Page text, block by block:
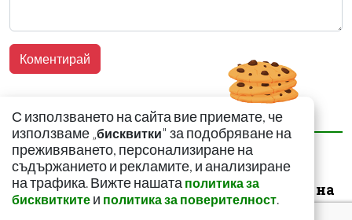
НАЙ-ЧЕТЕНИ НАЙ-КОМЕНТИРАНИ
Не замитайте тези
симптоми: Може да
сигнализират за рак на
щитовидната...
С използването на сайта вие приемате, че
използваме „бисквитки" за подобряване на
преживяването, персонализиране на
съдържанието и рекламите, и анализиране
на трафика. Вижте нашата политика за
бисквитките и политика за поверителност.